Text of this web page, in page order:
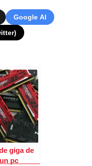
Google AI
giga de
pc